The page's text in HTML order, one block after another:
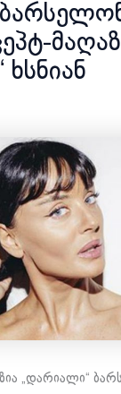
„დარიალი“